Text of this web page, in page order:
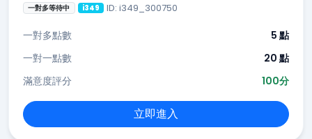
一對多等待中 i349 ID: i349_300750
一對多點數
5 點
一對一點數
20 點
滿意度評分
100分
立即進入